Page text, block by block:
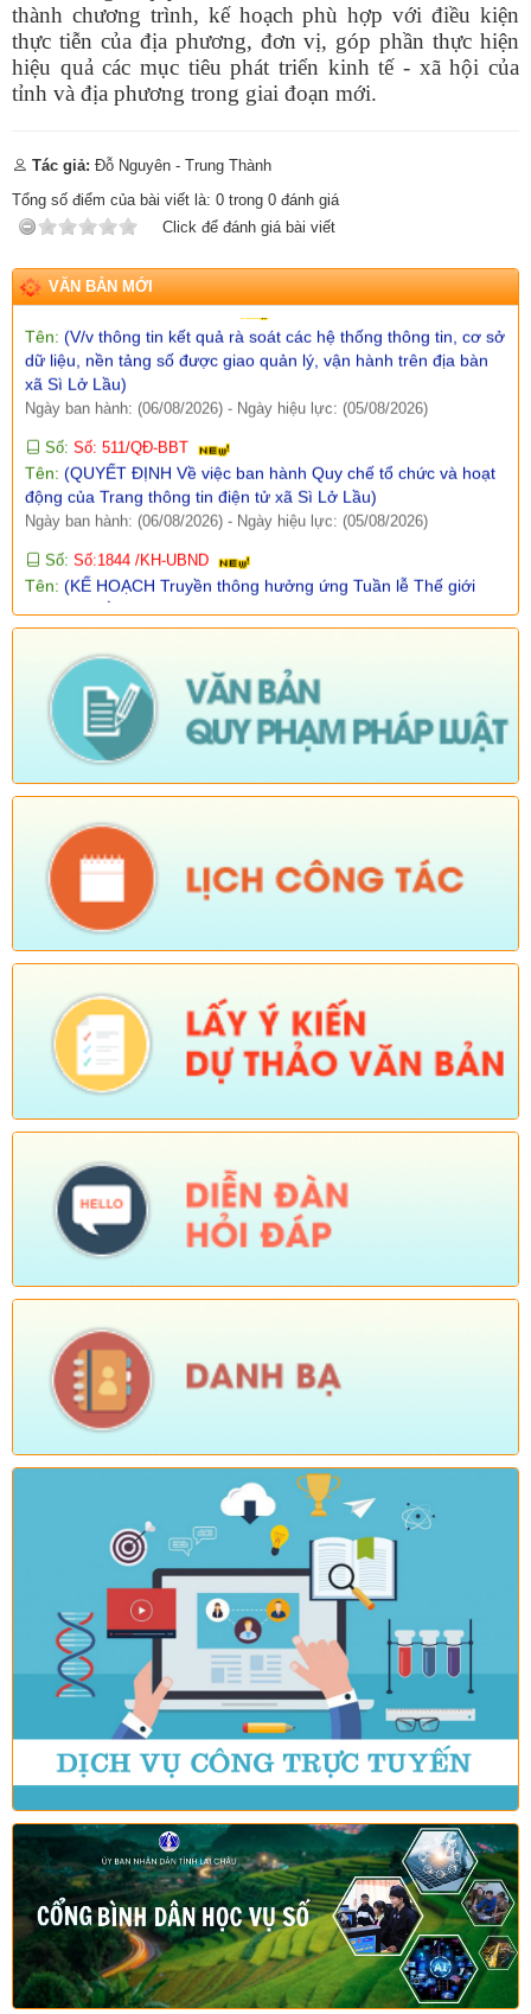
thành chương trình, kế hoạch phù hợp với điều kiện
thực tiễn của địa phương, đơn vị, góp phần thực hiện
hiệu quả các mục tiêu phát triển kinh tế - xã hội của
tỉnh và địa phương trong giai đoạn mới.
Tác giả: Đỗ Nguyên - Trung Thành
Tổng số điểm của bài viết là: 0 trong 0 đánh giá
Click để đánh giá bài viết
VĂN BẢN MỚI
Ngày ban hành: (07/08/2026) - Ngày hiệu lực: (05/08/2026)
Số:Số: 1858/UBND-VP
Tên:(V/v triển khai thực hiện Nghị định số 301/2026/NĐ-CP
ngày 30/7/2026 của Chính phủ)
Số:Số:1860 /UBND-KT
Tên: (V/v Rà soát các điểm dân cư có nguy cơ sạt lở và lập
phương án sơ tán khi cần thiết.)
Ngày ban hành: (07/08/2026) -Ngày hiệu lực: (06/08/2026)
Số:Số: 1851/UBND-VHXH
Tên:(V/v thông tin kết quả rà soát các hệ thống thông tin, cơ sở
dữ liệu, nền tảng số được giao quản lý, vận hành trên địa bàn
xã Sì Lở Lầu)
Ngày ban hành: (06/08/2026) -Ngày hiệu lực: (05/08/2026)
Số:Số: 511/QĐ-BBT
Tên: (QUYẾT ĐỊNH Về việc ban hành Quy chế tổ chức và hoạt
động của Trang thông tin điện tử xã Sì Lở Lầu)
Ngày ban hành: (06/08/2026) - Ngày hiệu lực: (05/08/2026)
Số:Số:1844 /KH-UBND
Tên: (KẾ HOẠCH Truyền thông hưởng ứng Tuần lễ Thế giới
Nuôi con bằng sữa mẹ năm 2026)
Ngày ban hành: (05/08/2026) -Ngày hiệu lực: (05/08/2026)
(V/v rà soát đối tượng để thực hiện chính sách về đất đai
quy định tại Điều 16 và khoản 3 Điều 124 Luật Đất đai)
Ngày ban hành: (05/08/2026) - Ngày hiệu lực: (04/08/2026)
Ngày ban hành: (05/08/2026)
Số:Số: 1836/UBND-VP
Tên:
(V/v triển khai thực hiện Nghị định số 265/2026/NĐ-CP và
Nghị định số 266/2026/NĐ-CP của Chính phủ về tiết kiệm,
chống lãng phí.)
Ngày ban hành: (05/08/2026)
(KẾ HOẠCH Công tác phổ biến, giáo dục pháp luật 6
tháng cuối năm 2026 trên địa bàn xã Sì Lở Lầu)
Ngày ban hành: (05/08/2026) - Ngày hiệu lực: (04/08/2026)
Số:Số: 1721/KH-UBND
2026, triển khai nhiệm vụ năm học 2026-2027)
Ngày ban hành: (04/08/2026)